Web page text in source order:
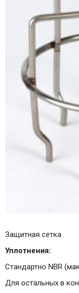
Защитная сетка
Уплотнения:
Стандартно NBR
Для остальных в